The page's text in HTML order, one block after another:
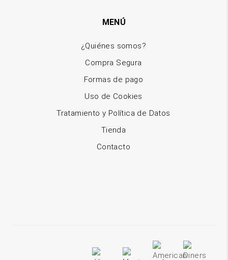
MENÚ
¿Quiénes somos?
Compra Segura
Formas de pago
Uso de Cookies
Tratamiento y Política de Datos
Tienda
Contacto